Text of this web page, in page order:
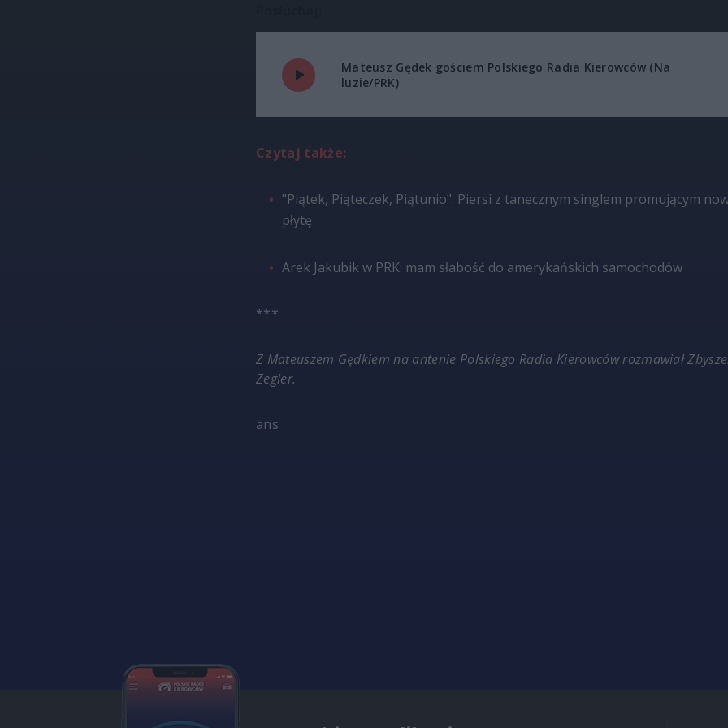
Mateusz Gędek gościem Polskiego Radia Kierowców (Na
luzie/PRK)
Czytaj także:
"Piątek, Piąteczek, Piątunio". Piersi z tanecznym singlem promującym
płytę
Arek Jakubik w PRK: mam słabość do amerykańskich samochodów
***
Z Mateuszem Gędkiem na antenie Polskiego Radia Kierowców rozmawiał
Zegler.
ans